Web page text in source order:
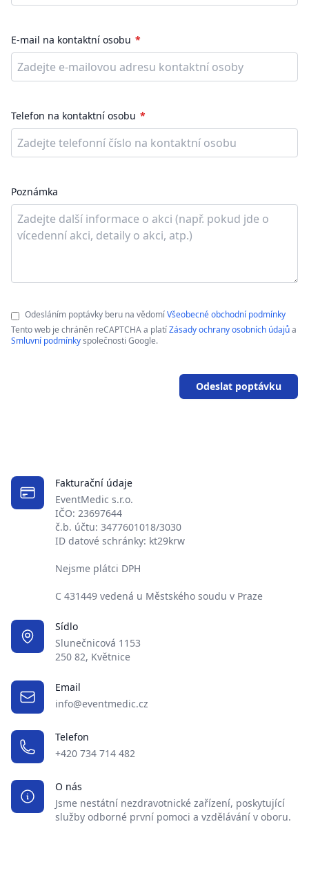
Fakturační údaje
EventMedic s.r.o.
IČO: 23697644
č.b. účtu: 3477601018/3030
ID datové schránky: kt29krw
Nejsme plátci DPH
C 431449 vedená u Městského soudu v Praze
Sídlo
Slunečnicová 1153
250 82, Květnice
Email
info@eventmedic.cz
Telefon
+420 734 714 482
O nás
Jsme nestátní nezdravotnické zařízení, poskytující
služby odborné první pomoci a vzdělávání v oboru.
E-mail na kontaktní osobu
Telefon na kontaktní osobu
Poznámka
Odesláním poptávky beru na vědomíVšeobecné obchodní podmínky
Tento web je chráněn reCAPTCHA a platíZásady ochrany osobních údajůa
Smluvní podmínkyspolečnosti Google.
Odeslat poptávku